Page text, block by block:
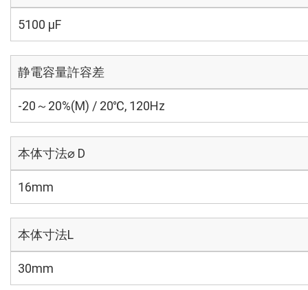
5100 µF
静電容量許容差
-20～20%(M) / 20℃, 120Hz
本体寸法⌀ D
16mm
本体寸法L
30mm